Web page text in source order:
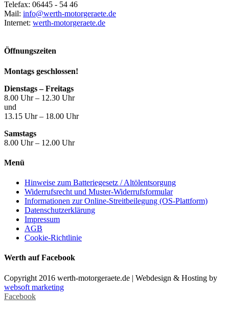
Telefax: 06445 - 54 46
Mail: info@werth-motorgeraete.de
Internet: werth-motorgeraete.de
Öffnungszeiten
Montags geschlossen!
Dienstags – Freitags
8.00 Uhr – 12.30 Uhr
und
13.15 Uhr – 18.00 Uhr
Samstags
8.00 Uhr – 12.00 Uhr
Menü
Hinweise zum Batteriegesetz / Altölentsorgung
Widerrufsrecht und Muster-Widerrufsformular
Informationen zur Online-Streitbeilegung (OS-Plattform)
Datenschutzerklärung
Impressum
AGB
Cookie-Richtlinie
Werth auf Facebook
Copyright 2016 werth-motorgeraete.de | Webdesign & Hosting by
websoft marketing
Facebook